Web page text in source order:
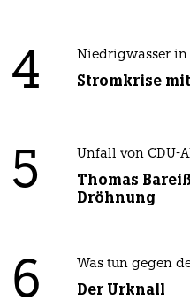
4 Niedrigwasser
Stromkrise
5 Unfall von CDU-
Thomas
Dröhnung
6 Was tun gegen
Der Urknall